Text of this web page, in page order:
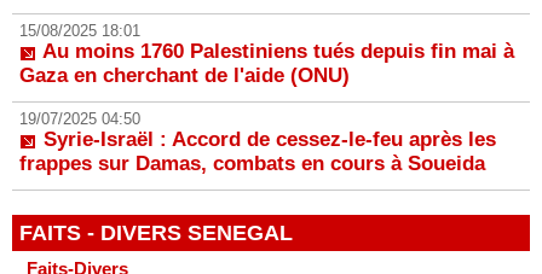
15/08/2025 18:01
Au moins 1760 Palestiniens tués depuis fin mai à
Gaza en cherchant de l'aide (ONU)
19/07/2025 04:50
Syrie-Israël : Accord de cessez-le-feu après les
frappes sur Damas, combats en cours à Soueida
FAITS - DIVERS SENEGAL
Faits-Divers